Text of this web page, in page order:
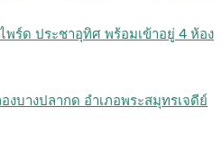
ร์ด ประชาอุทิศ พร้อมเข้าอยู่ 4 ห้อง
บางปลากด อำเภอพระสมุทรเจดีย์